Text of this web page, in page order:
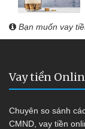
Bạn muốn vay
Vay tiền
Chuyên so sánh
CMND, vay tiền